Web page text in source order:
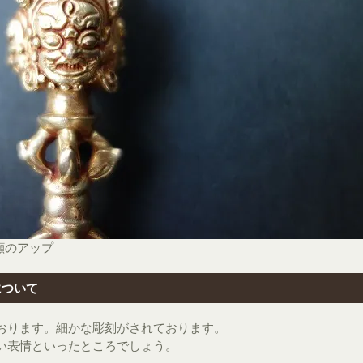
のアップ
いて
ます。細かな彫刻がされております。
情といったところでしょう。